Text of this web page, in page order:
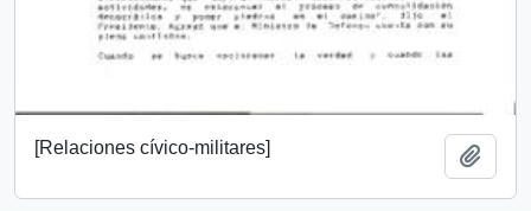
[Relaciones cívico-militares]